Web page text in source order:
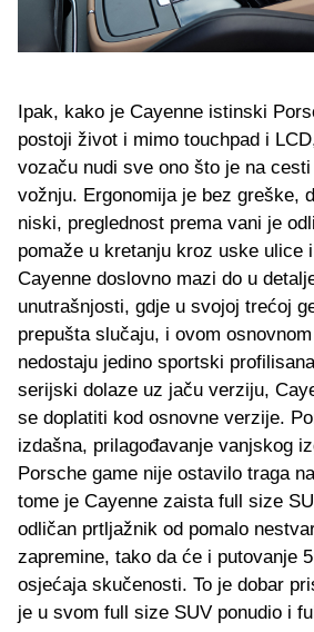
Ipak, kako je Cayenne istinski
postoji život i mimo touchpad i
vozaču nudi sve ono što je na
vožnju. Ergonomija je bez greške,
niski, preglednost prema vani je
pomaže u kretanju kroz uske ulice
Cayenne doslovno mazi do u
unutrašnjosti, gdje u svojoj trećoj
prepušta slučaju, i ovom
nedostaju jedino sportski
serijski dolaze uz jaču verziju,
se doplatiti kod osnovne verzije.
izdašna, prilagođavanje vanjskog
Porsche game nije ostavilo traga
tome je Cayenne zaista full size
odličan prtljažnik od pomalo
zapremine, tako da će i putovanje
osjećaja skučenosti. To je dobar
je u svom full size SUV ponudio i